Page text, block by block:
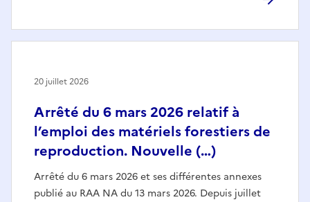
Arrêté du 6 mars 2026 relatif à
l’emploi des matériels forestiers de
reproduction. Nouvelle (…)
Arrêté du 6 mars 2026 et ses différentes annexes
publié au RAA NA du 13 mars 2026. Depuis juillet
20 juillet 2026